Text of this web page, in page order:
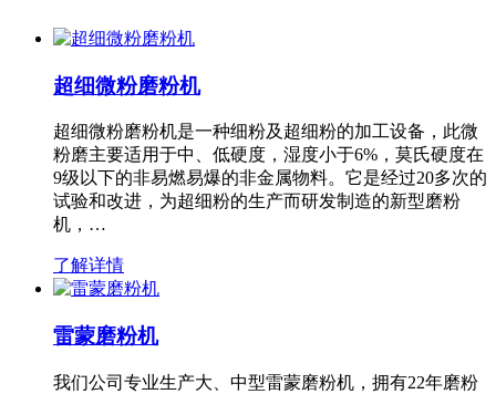
超细微粉磨粉机
超细微粉磨粉机是一种细粉及超细粉的加工设备，此微
粉磨主要适用于中、低硬度，湿度小于6%，莫氏硬度在
9级以下的非易燃易爆的非金属物料。它是经过20多次的
试验和改进，为超细粉的生产而研发制造的新型磨粉
机，…
了解详情
雷蒙磨粉机
我们公司专业生产大、中型雷蒙磨粉机，拥有22年磨粉